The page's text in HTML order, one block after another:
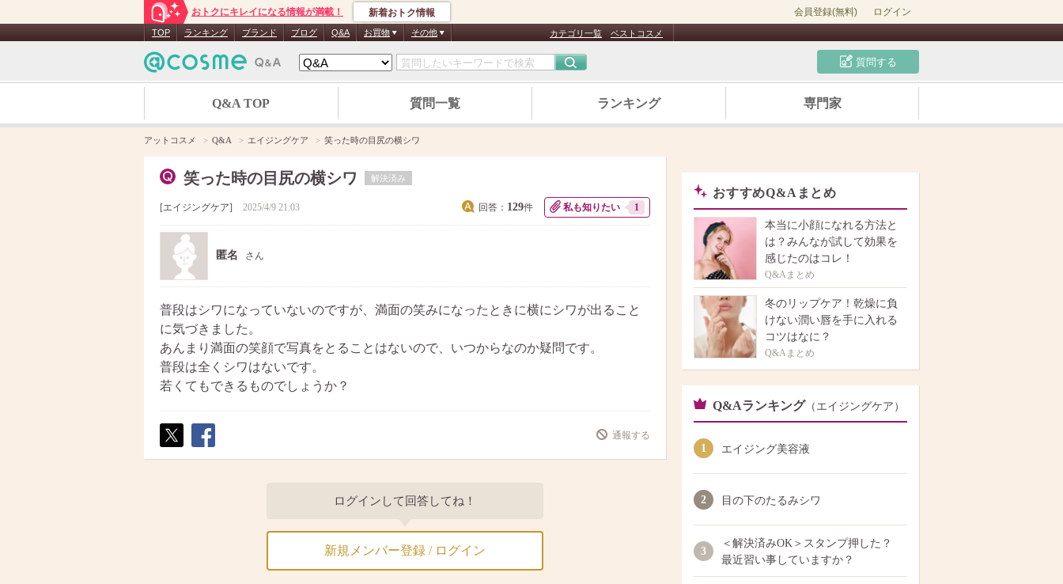
おトクにキレイになる情報が満載！ 新着おトク情報 会員登録(無料) ログイン
TOP ランキング ブランド ブログ Q&A お買物 その他 カテゴリ一覧 ベストコスメ
質問する
Q&A TOP 質問一覧 ランキング 専門家
アットコスメ Q&A エイジングケア 笑った時の目尻の横シワ
笑った時の目尻の横シワ 解決済み
エイジングケア 2025/4/9 21:03 回答： 129件 私も知りたい 1
匿名 さん
普段はシワになっていないのですが、満面の笑みになったときに横にシワが出ること
に気づきました。
あんまり満面の笑顔で写真をとることはないので、いつからなのか疑問です。
普段は全くシワはないです。
若くてもできるものでしょうか？
ト
ア
通報する
ログインして回答してね！
新規メンバー登録 / ログイン
おすすめQ&Aまとめ
本当に小顔になれる方法と
は？みんなが試して効果を
感じたのはコレ！
Q&Aまとめ
冬のリップケア！乾燥に負
けない潤い唇を手に入れる
コツはなに？
Q&Aまとめ
Q&Aランキング （エイジングケア）
1 エイジング美容液
2 目の下のたるみシワ
3
＜解決済みOK＞スタンプ押した？
最近習い事していますか？